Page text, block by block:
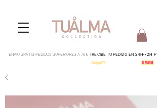
ENVÍO GRATIS PEDIDOS SUPERIORES A 70€ | RECIBE TU PEDIDO EN 24H-72H P
- CódigoDTO ALMA015